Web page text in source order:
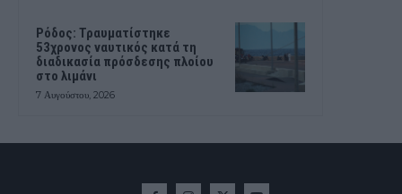
Ρόδος: Τραυματίστηκε
53χρονος ναυτικός κατά τη
διαδικασία πρόσδεσης πλοίου
στο λιμάνι
7 Αυγούστου, 2026